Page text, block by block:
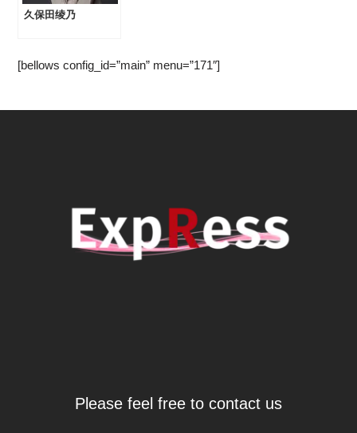
久保田绫乃
[bellows config_id=”main” menu=”171″]
Please feel free to contact us